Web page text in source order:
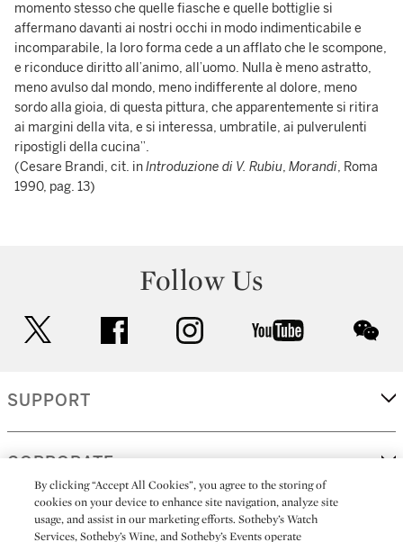
momento stesso che quelle fiasche e quelle bottiglie si
affermano davanti ai nostri occhi in modo indimenticabile e
incomparabile, la loro forma cede a un afflato che le scompone,
e riconduce diritto all’animo, all’uomo. Nulla è meno astratto,
meno avulso dal mondo, meno indifferente al dolore, meno
sordo alla gioia, di questa pittura, che apparentemente si ritira
ai margini della vita, e si interessa, umbratile, ai pulverulenti
ripostigli della cucina”.
(Cesare Brandi, cit. inIntroduzione di V. Rubiu, Morandi, Roma
1990, pag. 13)
Follow Us
facebook instagram youtube
SUPPORT
CORPORATE
MORE...
By clicking “Accept All Cookies”, you agree to the storing of
cookies on your device to enhance site navigation, analyze site
usage, and assist in our marketing efforts. Sotheby’s Watch
Services, Sotheby’s Wine, and Sotheby’s Events operate